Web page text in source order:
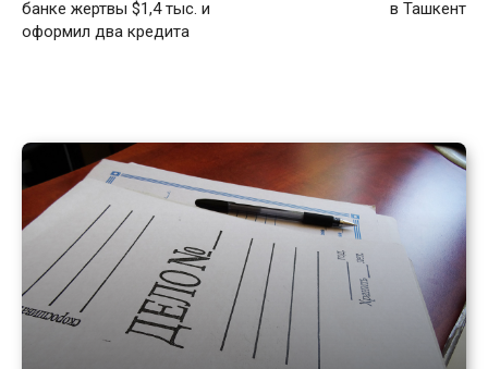
банке жертвы $1,4 тыс. и
оформил два кредита
в Ташкент